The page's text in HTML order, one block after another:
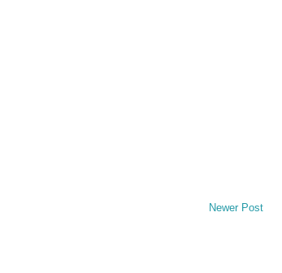
Newer Post